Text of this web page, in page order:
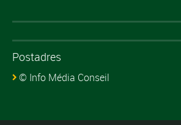
Postadres
© Info Média Conseil